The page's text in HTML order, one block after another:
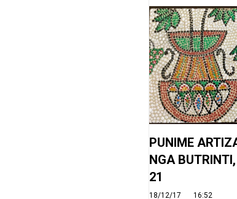
PUNIME
NGA
21
18/12/17 16:52